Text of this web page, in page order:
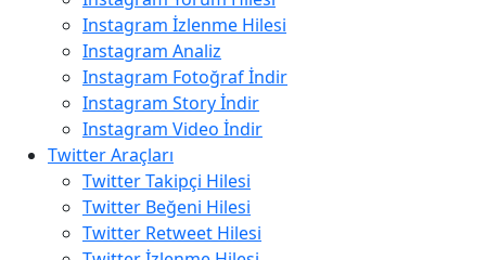
Instagram İzlenme Hilesi
Instagram Analiz
Instagram Fotoğraf İndir
Instagram Story İndir
Instagram Video İndir
Twitter Araçları
Twitter Takipçi Hilesi
Twitter Beğeni Hilesi
Twitter Retweet Hilesi